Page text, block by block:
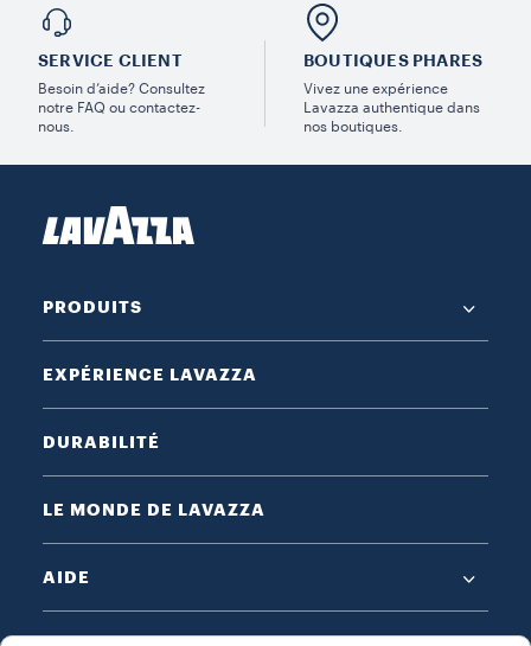
SERVICE CLIENT
Besoin d’aide? Consultez
notre FAQ ou contactez-
nous.
BOUTIQUES PHARES
Vivez une expérience
Lavazza authentique dans
nos boutiques.
PRODUITS
EXPÉRIENCE LAVAZZA
DURABILITÉ
LE MONDE DE LAVAZZA
AIDE